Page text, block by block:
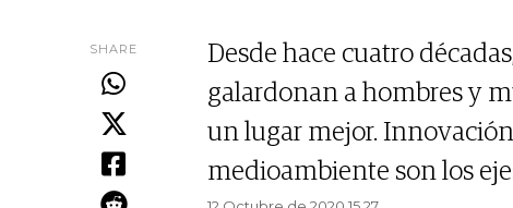
SHARE
Desde hace cuatro
galardonan a hombres y
un lugar mejor.
medioambiente son los